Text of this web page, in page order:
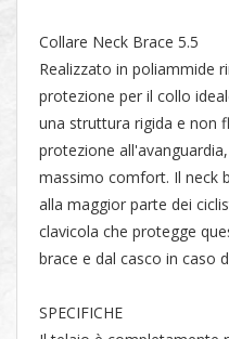
Collare Neck Brace 5.5
Realizzato in poliammide
protezione per il collo
una struttura rigida e non
protezione
massimo comfort. Il neck
alla maggior parte dei
clavicola che protegge
brace e dal casco in caso
SPECIFICHE